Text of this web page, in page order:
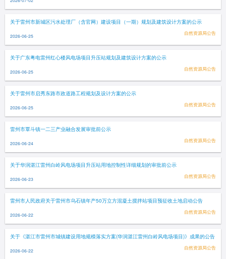
关于雷州市新城区污水处理厂（含官网）建设项目（一期）规划及建筑设计方案的公示
2026-06-25 自然资源局公告
关于广东粤电雷州红心楼风电场项目升压站规划及建筑设计方案的公示
2026-06-25 自然资源局公告
关于雷州市启秀东路市政道路工程规划及设计方案的公示
2026-06-25 自然资源局公告
雷州市覃斗镇一二三产业融合发展审批前公示
2026-06-24 自然资源局公告
关于华润湛江雷州白岭风电场项目升压站用地控制性详细规划的审批前公示
2026-06-23 自然资源局公告
雷州市人民政府关于雷州市乌石镇年产50万立方混凝土搅拌站项目预征收土地启动公告
2026-06-22 自然资源局公告
关于《湛江市雷州市城镇建设用地规模落实方案(华润湛江雷州白岭风电场项目)》成果的公告
2026-06-22 自然资源局公告